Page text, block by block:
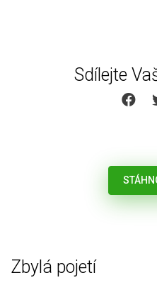
Sdílejte
Zbylá pojetí